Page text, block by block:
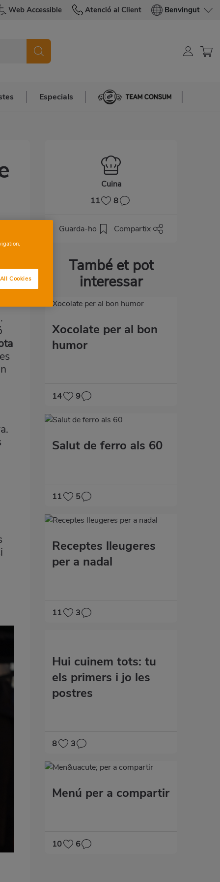
Web Accessible Atenció al Client Benvingut
Especials Team Consum
Cuina
11
8
Guarda-ho Compartix
També et pot
interessar
Xocolate per al bon
humor
14 9
Salut de ferro als 60
11 5
Receptes lleugeres
per a nadal
11 3
Hui cuinem tots: tu
els primers i jo les
postres
8 3
Menú per a compartir
10 6
Cookies